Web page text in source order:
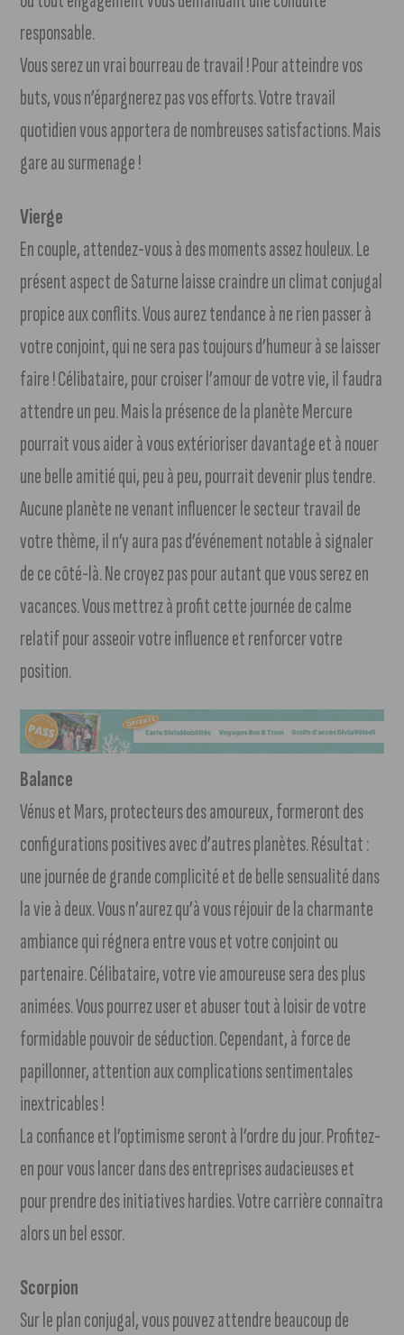
responsable.
Vous serez un vrai bourreau de travail ! Pour atteindre vos
buts, vous n’épargnerez pas vos efforts. Votre travail
quotidien vous apportera de nombreuses satisfactions. Mais
gare au surmenage !
Vierge
En couple, attendez-vous à des moments assez houleux. Le
présent aspect de Saturne laisse craindre un climat conjugal
propice aux conflits. Vous aurez tendance à ne rien passer à
votre conjoint, qui ne sera pas toujours d’humeur à se laisser
faire ! Célibataire, pour croiser l’amour de votre vie, il faudra
attendre un peu. Mais la présence de la planète Mercure
pourrait vous aider à vous extérioriser davantage et à nouer
une belle amitié qui, peu à peu, pourrait devenir plus tendre.
Aucune planète ne venant influencer le secteur travail de
votre thème, il n’y aura pas d’événement notable à signaler
de ce côté-là. Ne croyez pas pour autant que vous serez en
vacances. Vous mettrez à profit cette journée de calme
relatif pour asseoir votre influence et renforcer votre
position.
Balance
Vénus et Mars, protecteurs des amoureux, formeront des
configurations positives avec d’autres planètes. Résultat :
une journée de grande complicité et de belle sensualité dans
la vie à deux. Vous n’aurez qu’à vous réjouir de la charmante
ambiance qui régnera entre vous et votre conjoint ou
partenaire. Célibataire, votre vie amoureuse sera des plus
animées. Vous pourrez user et abuser tout à loisir de votre
formidable pouvoir de séduction. Cependant, à force de
papillonner, attention aux complications sentimentales
inextricables !
La confiance et l’optimisme seront à l’ordre du jour. Profitez-
en pour vous lancer dans des entreprises audacieuses et
pour prendre des initiatives hardies. Votre carrière connaîtra
alors un bel essor.
Scorpion
Sur le plan conjugal, vous pouvez attendre beaucoup de